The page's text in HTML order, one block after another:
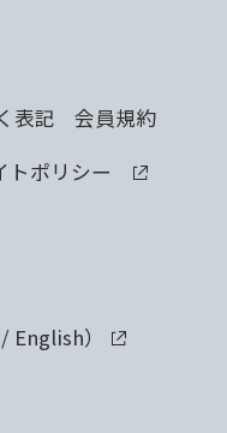
表記
会員規約
トポリシー
/ English）